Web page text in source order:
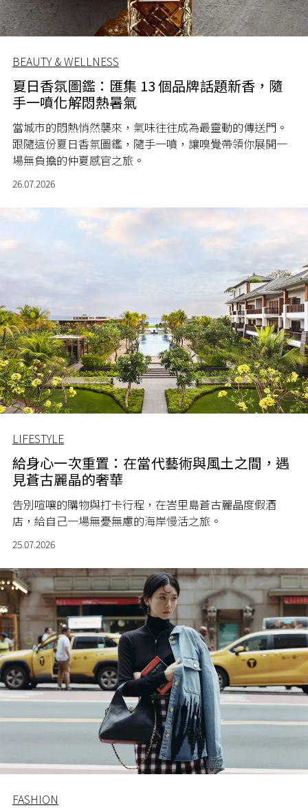
BEAUTY & WELLNESS
夏日香氛圖鑑：匯集 13 個品牌話題新香，隨
手一噴化解悶熱暑氣
當城市的悶熱悄然襲來，氣味往往成為最靈動的傳送門。
跟隨這份夏日香氛圖鑑，隨手一噴，讓嗅覺帶領你展開一
場無負擔的仲夏感官之旅。
26.07.2026
LIFESTYLE
給身心一次重置：在當代藝術與風土之間，遇
見蒼古麗晶的奢華
告別喧嚷的購物與打卡行程，在峇里島蒼古麗晶度假酒
店，給自己一場無憂無慮的海岸慢活之旅。
25.07.2026
FASHION